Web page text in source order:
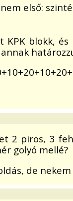
első:
KPK blokk,
2 piros, 3
golyó mellé?
de